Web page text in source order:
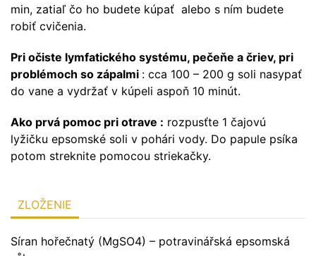
min, zatiaľ čo ho budete kúpať alebo s ním budete
robiť cvičenia.
Pri očiste lymfatického systému, pečeňe a čriev, pri
problémoch so zápalmi : cca 100 – 200 g soli nasypať
do vane a vydržať v kúpeli aspoň 10 minút.
Ako prvá pomoc pri otrave : rozpusťte 1 čajovú
lyžičku epsomské soli v pohári vody. Do papule psíka
potom streknite pomocou striekačky.
ZLOŽENIE
Síran hořečnatý (MgSO4) – potravinářská epsomská